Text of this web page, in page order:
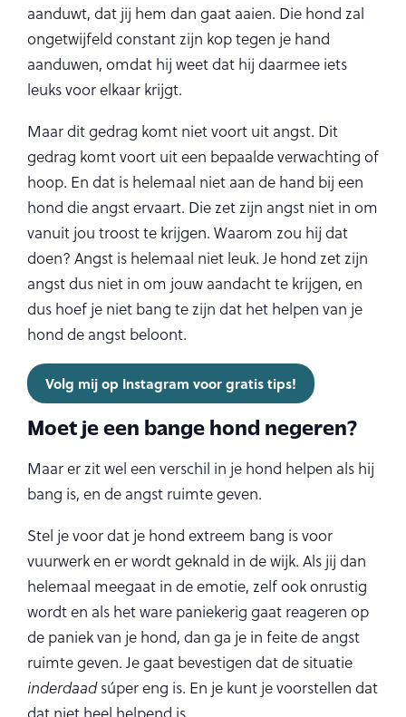
aanduwt, dat jij hem dan gaat aaien. Die hond zal
ongetwijfeld constant zijn kop tegen je hand
aanduwen, omdat hij weet dat hij daarmee iets
leuks voor elkaar krijgt.
Maar dit gedrag komt niet voort uit angst. Dit
gedrag komt voort uit een bepaalde verwachting of
hoop. En dat is helemaal niet aan de hand bij een
hond die angst ervaart. Die zet zijn angst niet in om
vanuit jou troost te krijgen. Waarom zou hij dat
doen? Angst is helemaal niet leuk. Je hond zet zijn
angst dus niet in om jouw aandacht te krijgen, en
dus hoef je niet bang te zijn dat het helpen van je
hond de angst beloont.
Volg mij op Instagram voor gratis tips!
Moet je een bange hond negeren?
Maar er zit wel een verschil in je hond helpen als hij
bang is, en de angst ruimte geven.
Stel je voor dat je hond extreem bang is voor
vuurwerk en er wordt geknald in de wijk. Als jij dan
helemaal meegaat in de emotie, zelf ook onrustig
wordt en als het ware paniekerig gaat reageren op
de paniek van je hond, dan ga je in feite de angst
ruimte geven. Je gaat bevestigen dat de situatie
inderdaadsúper eng is. En je kunt je voorstellen dat